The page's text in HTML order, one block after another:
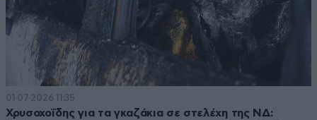
01·07·2026 11:35
Χρυσοχοΐδης για τα γκαζάκια σε στελέχη της ΝΔ: